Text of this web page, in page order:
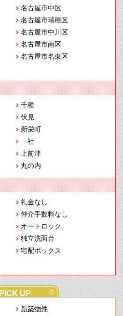
名古屋市中区
名古屋市瑞穂区
名古屋市中川区
名古屋市南区
名古屋市名東区
千種
伏見
新栄町
一社
上前津
丸の内
礼金なし
仲介手数料なし
オートロック
独立洗面台
宅配ボックス
PICK UP
新築物件